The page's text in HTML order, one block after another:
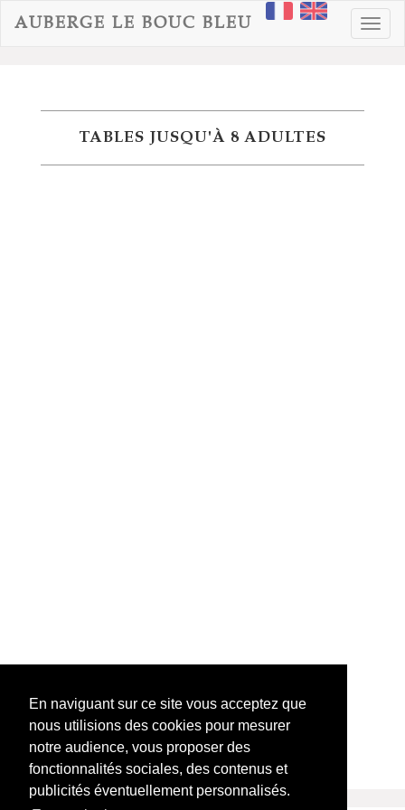
En naviguant sur ce site vous acceptez que
nous utilisions des cookies pour mesurer
notre audience, vous proposer des
fonctionnalités sociales, des contenus et
publicités éventuellement personnalisés.
AUBERGE LE BOUC BLEU
TABLES JUSQU'À 8 ADULTES